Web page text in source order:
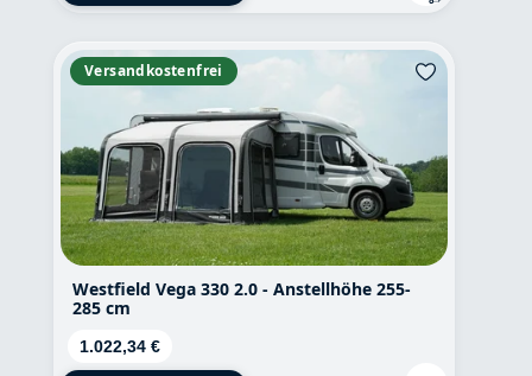
Versandkostenfrei
Westfield Vega 330 2.0 - Anstellhöhe 255-
285 cm
Regulärer Preis:
1.022,34 €